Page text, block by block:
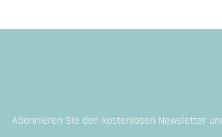
Abonnieren Sie den kostenlosen Newsletter